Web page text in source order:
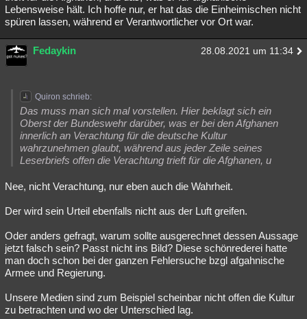
Lebensweise hält. Ich hoffe nur, er hat das die Einheimischen nicht
spüren lassen, während er Verantwortlicher vor Ort war.
Fedaykin 28.08.2021 um 11:34
Quiron schrieb:
Das muss man sich mal vorstellen. Hier beklagt sich ein
Oberst der Bundeswehr darüber, was er bei den Afghanen
innerlich an Verachtung für die deutsche Kultur
wahrzunehmen glaubt, während aus jeder Zeile seines
Leserbriefs offen die Verachtung trieft für die Afghanen, u
Nee, nicht Verachtung, nur eben auch die Wahrheit.
Der wird sein Urteil ebenfalls nicht aus der Luft greifen.
Oder anders gefragt, warum sollte ausgerechnet dessen Aussage
jetzt falsch sein? Passt nicht ins Bild? Diese schönrederei hatte
man doch schon bei der ganzen Fehlersuche bzgl afgahnische
Armee und Regierung.
Unsere Medien sind zum Beispiel scheinbar nicht offen die Kultur
zu betrachten und wo der Unterschied lag.